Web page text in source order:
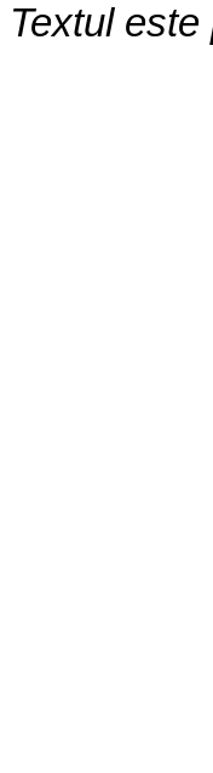
Textul